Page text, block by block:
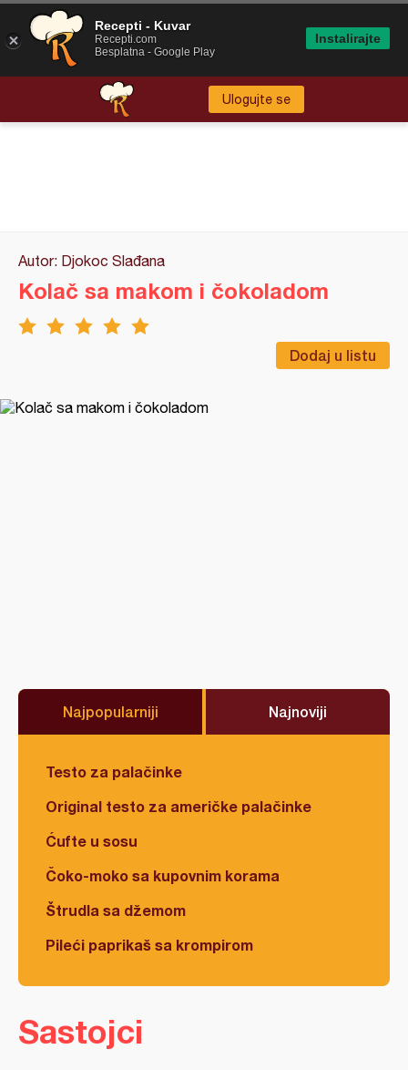
Ulogujte se
Autor: Djokoc Slađana
Dodaj u listu
Kolač sa makom i čokoladom
Najpopularniji Najnoviji
Testo za palačinke
Original testo za američke palačinke
Ćufte u sosu
Čoko-moko sa kupovnim korama
Štrudla sa džemom
Pileći paprikaš sa krompirom
Sastojci
Recepti - Kuvar
Recepti.com
Besplatna - Google Play
Instalirajte